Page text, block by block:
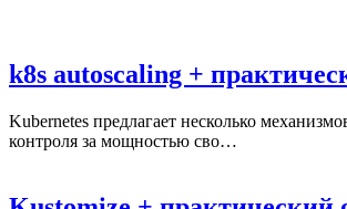
k8s autoscaling +
Kubernetes предлагает несколько
контроля за мощностью сво…